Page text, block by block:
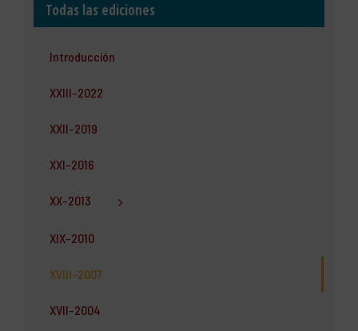
Todas las ediciones
Introducción
XXIII-2022
XXII-2019
XXI-2016
XX-2013
XIX-2010
XVIII-2007
XVII-2004